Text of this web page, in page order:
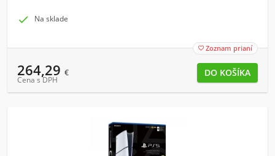
 Na sklade
 Zoznam prianí
264,29 €
Cena s DPH